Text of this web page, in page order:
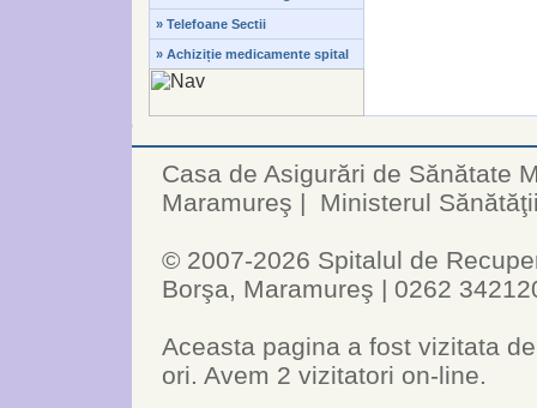
» Telefoane Sectii
» Achiziție medicamente spital
Casa de Asigurări de Sănătate
Maramureş | Ministerul
© 2007-2026 Spitalul de
Borşa, Maramureş | 0262
Aceasta pagina a fost vizitata
ori. Avem 2 vizitatori on-line.